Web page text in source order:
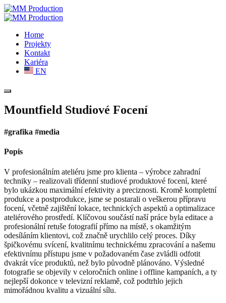
Home
Projekty
Kontakt
Kariéra
EN
Mountfield Studiové Focení
#grafika #media
Popis
V profesionálním ateliéru jsme pro klienta – výrobce zahradní
techniky – realizovali třídenní studiové produktové focení, které
bylo ukázkou maximální efektivity a preciznosti. Kromě kompletní
produkce a postprodukce, jsme se postarali o veškerou přípravu
focení, včetně zajištění lokace, technických aspektů a optimalizace
ateliérového prostředí. Klíčovou součástí naší práce byla editace a
profesionální retuše fotografií přímo na místě, s okamžitým
odesíláním klientovi, což značně urychlilo celý proces. Díky
špičkovému svícení, kvalitnímu technickému zpracování a našemu
efektivnímu přístupu jsme v požadovaném čase zvládli odfotit
dvakrát více produktů, než bylo původně plánováno. Výsledné
fotografie se objevily v celoročních online i offline kampaních, a ty
nejlepší dokonce v televizní reklamě, což podtrhlo jejich
mimořádnou kvalitu a vizuální sílu.